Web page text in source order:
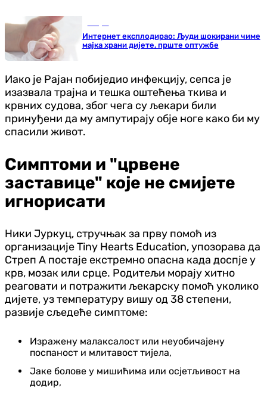
Интернет експлодирао: Људи шокирани чиме
мајка храни дијете, прште оптужбе
Иако је Рајан побиједио инфекцију, сепса је
изазвала трајна и тешка оштећења ткива и
крвних судова, због чега су љекари били
принуђени да му ампутирају обје ноге како би му
спасили живот.
Симптоми и "црвене
заставице" које не смијете
игнорисати
Ники Јуркуц, стручњак за прву помоћ из
организације Tiny Hearts Education, упозорава да
Стреп А постаје екстремно опасна када доспје у
крв, мозак или срце. Родитељи морају хитно
реаговати и потражити љекарску помоћ уколико
дијете, уз температуру вишу од 38 степени,
развије сљедеће симптоме:
Изражену малаксалост или неуобичајену
поспаност и млитавост тијела,
Јаке болове у мишићима или осјетљивост на
додир,